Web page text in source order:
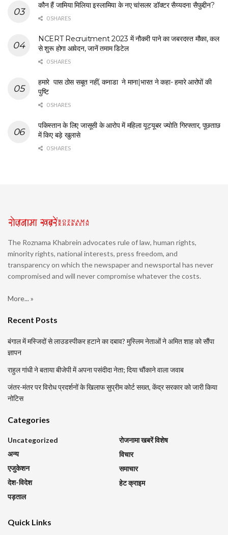
कौन हैं जामिया मिलिया इस्लामिया के नए चांसलर डॉक्टर सैय्यदना सैफुद्दीन?
0 SHARES
NCERT Recruitment 2023 में नौकरी पाने का जबरदस्त मौका, कल
से शुरू होगा आवेदन, जानें तमाम डिटेल
0 SHARES
हमारे पास ठोस सबूत नहीं, कनाडा ने माना|भारत ने कहा- हमारे आरोपों की
पुष्टि
0 SHARES
पकिस्तान के लिए जासूसी के आरोप में महिला यूट्यूबर ज्योति गिरफ्तार, पूछताछ
में किए बड़े खुलासे
0 SHARES
The Roznama Khabrein advocates rule of law, human rights,
minority rights, national interests, press freedom, and
transparency on which the newspaper and newsportal has never
compromised and will never compromise whatever the costs.
More... »
Recent Posts
बंगाल में मस्जिदों से लाउडस्पीकर हटाने का दबाव? मुस्लिम नेताओं ने अमित शाह को सौंपा
ज्ञापन
राहुल गांधी ने बताया बीजेपी में अपना पसंदीदा नेता; दिया चौंकाने वाला जवाब
जंतर-मंतर पर विरोध प्रदर्शनों के खिलाफ सुप्रीम कोर्ट सख्त, केंद्र सरकार को जारी किया
नोटिस
Categories
Uncategorized
अन्य
एजुकेशन
देश-विदेश
पड़ताल
रोजनामा खबरें विशेष
विचार
समाचार
हेट क्राइम
Quick Links